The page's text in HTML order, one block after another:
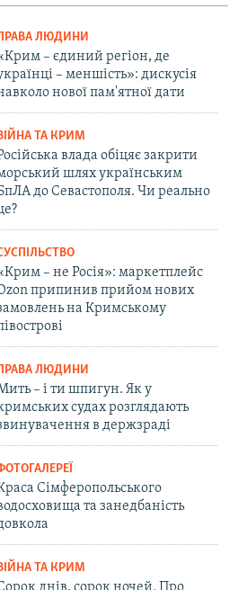
ЛЮДИНИ
– єдиний регіон, де
– меншість»: дискусія
нової пам'ятної дати
ТА КРИМ
влада обіцяє закрити
шлях українським
до Севастополя. Чи реально
– не Росія»: маркетплейс
припинив прийом нових
на Кримському
ЛЮДИНИ
– і ти шпигун. Як у
судах розглядають
в держзраді
Сімферопольського
та занедбаність
ТА КРИМ